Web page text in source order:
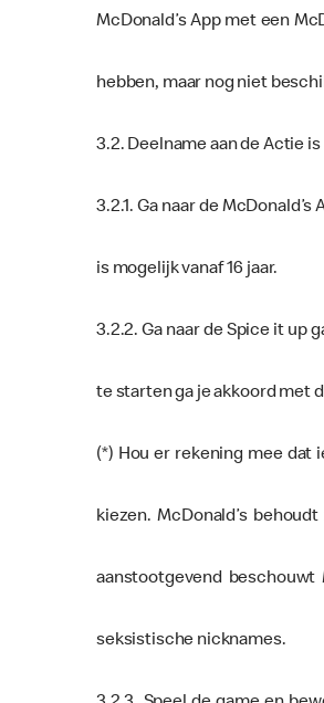
McDonald’s App met een
hebben, maar nog niet
3.2. Deelname aan de Actie
3.2.1. Ga naar de
is mogelijk vanaf 16 jaar.
3.2.2. Ga naar de Spice it up
te starten ga je akkoord met
(*) Hou er rekening mee dat
kiezen. McDonald’s
aanstootgevend
seksistische nicknames.